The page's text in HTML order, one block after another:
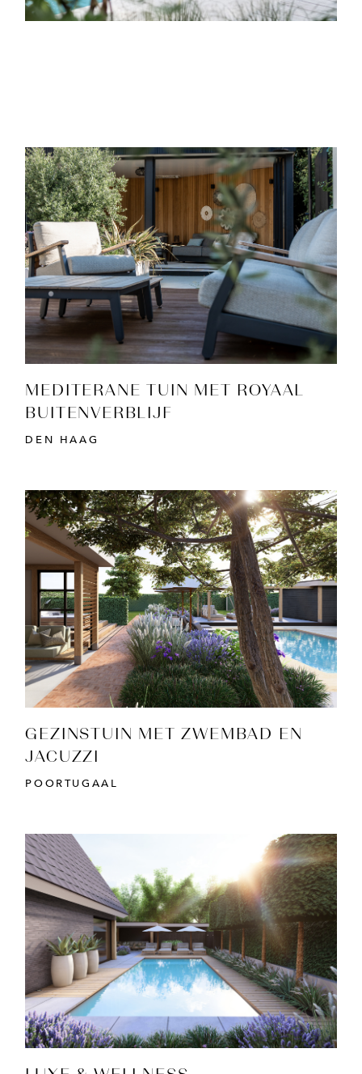
BEKIJK PROJECT
MEDITERANE TUIN MET ROYAAL
BUITENVERBLIJF
DEN HAAG
BEKIJK PROJECT
GEZINSTUIN MET ZWEMBAD EN
JACUZZI
POORTUGAAL
BEKIJK PROJECT